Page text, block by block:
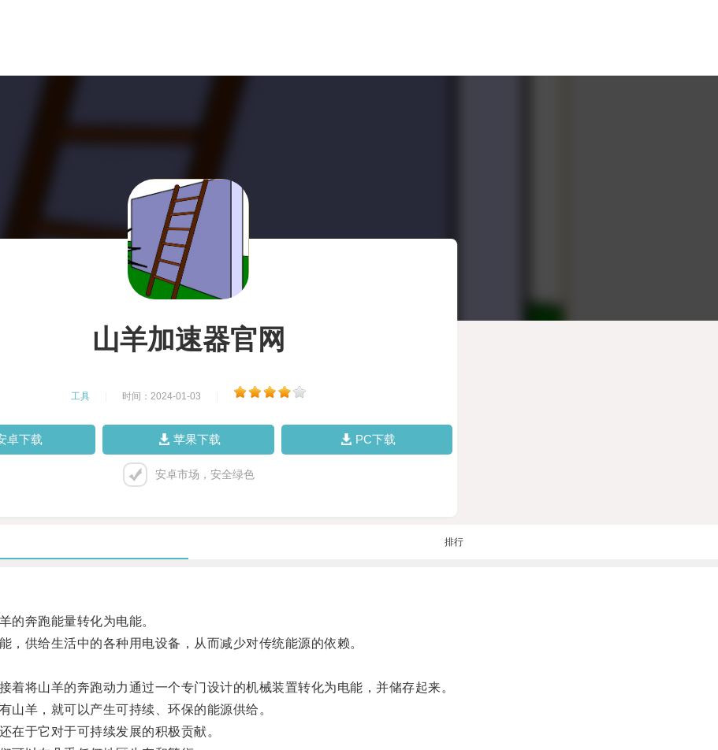
山羊加速器官网
工具 时间：2024-01-03
卓下载 苹果下载 PC下载
安卓市场，安全绿色
排行
奔跑能量转化为电能。
供给生活中的各种用电设备，从而减少对传统能源的依赖。
将山羊的奔跑动力通过一个专门设计的机械装置转化为电能，并储存起来。
羊，就可以产生可持续、环保的能源供给。
于它对于可持续发展的积极贡献。